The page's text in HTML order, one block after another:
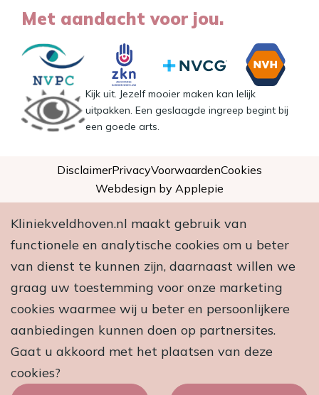
Met aandacht voor jou.
Kijk uit. Jezelf mooier maken kan lelijk
uitpakken. Een geslaagde ingreep begint bij
een goede arts.
DisclaimerPrivacyVoorwaardenCookies
Webdesign by Applepie
Kliniekveldhoven.nl maakt gebruik van
functionele en analytische cookies om u beter
van dienst te kunnen zijn, daarnaast willen we
graag uw toestemming voor onze marketing
cookies waarmee wij u beter en persoonlijkere
aanbiedingen kunnen doen op partnersites.
Gaat u akkoord met het plaatsen van deze
cookies?